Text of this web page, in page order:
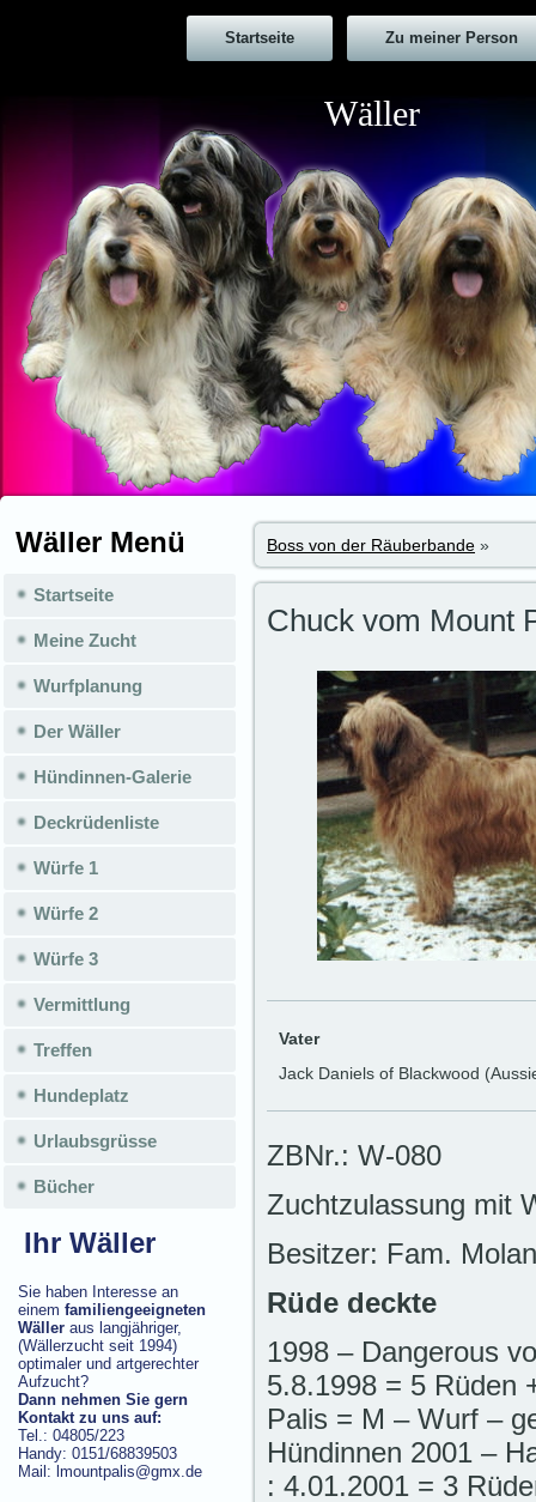
Startseite Zu meiner Person
Wäller
Wäller Menü
Startseite
Meine Zucht
Wurfplanung
Der Wäller
Hündinnen-Galerie
Deckrüdenliste
Würfe 1
Würfe 2
Würfe 3
Vermittlung
Treffen
Hundeplatz
Urlaubsgrüsse
Bücher
Ihr Wäller
Sie haben Interesse an
einem familiengeeigneten
Wäller aus langjähriger,
(Wällerzucht seit 1994)
optimaler und artgerechter
Aufzucht?
Dann nehmen Sie gern
Kontakt zu uns auf:
Tel.: 04805/223
Handy: 0151/68839503
Mail: lmountpalis@gmx.de
Boss von der Räuberbande »
Chuck vom Mount
Vater
Jack Daniels of Blackwood
ZBNr.: W-080
Zuchtzulassung mit
Besitzer: Fam.
Rüde deckte
1998 – Dangerous
5.8.1998 = 5 Rüden
Palis = M – Wurf –
Hündinnen 2001 –
: 4.01.2001 = 3